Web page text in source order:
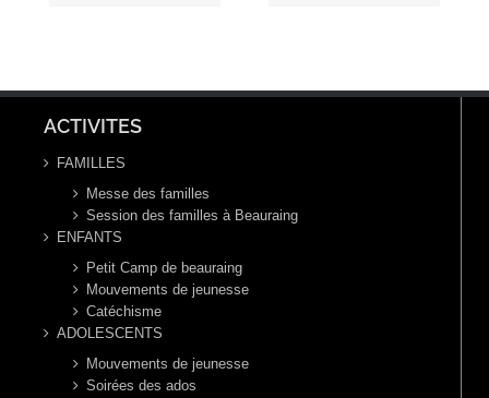
ACTIVITES
FAMILLES
Messe des familles
Session des familles à Beauraing
ENFANTS
Petit Camp de beauraing
Mouvements de jeunesse
Catéchisme
ADOLESCENTS
Mouvements de jeunesse
Soirées des ados